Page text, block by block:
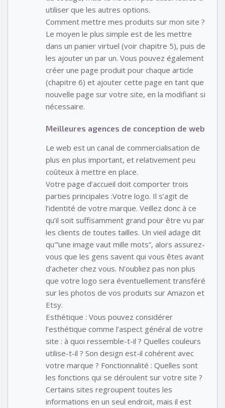
utiliser que les autres options.
Comment mettre mes produits sur mon site ?
Le moyen le plus simple est de les mettre
dans un panier virtuel (voir chapitre 5), puis de
les ajouter un par un. Vous pouvez également
créer une page produit pour chaque article
(chapitre 6) et ajouter cette page en tant que
nouvelle page sur votre site, en la modifiant si
nécessaire.
Meilleures agences de conception de web
Le web est un canal de commercialisation de
plus en plus important, et relativement peu
coûteux à mettre en place.
Votre page d’accueil doit comporter trois
parties principales :Votre logo. Il s’agit de
l’identité de votre marque. Veillez donc à ce
qu’il soit suffisamment grand pour être vu par
les clients de toutes tailles. Un vieil adage dit
qu'”une image vaut mille mots”, alors assurez-
vous que les gens savent qui vous êtes avant
d’acheter chez vous. N’oubliez pas non plus
que votre logo sera éventuellement transféré
sur les photos de vos produits sur Amazon et
Etsy.
Esthétique : Vous pouvez considérer
l’esthétique comme l’aspect général de votre
site : à quoi ressemble-t-il ? Quelles couleurs
utilise-t-il ? Son design est-il cohérent avec
votre marque ? Fonctionnalité : Quelles sont
les fonctions qui se déroulent sur votre site ?
Certains sites regroupent toutes les
informations en un seul endroit, mais il est